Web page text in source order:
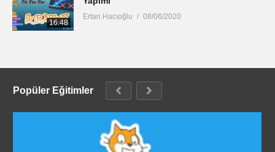
16:48
Ertan Hacıoğlu 08/06/2020
Popüler Eğitimler